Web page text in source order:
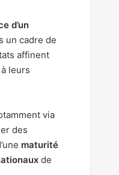
d’un
un cadre de
affinent
leurs
via
des
maturité
de